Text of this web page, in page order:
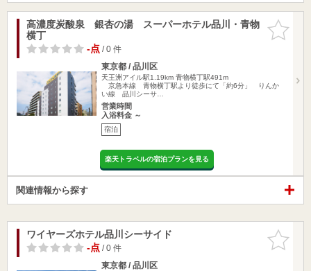
お気に入
りに追加
高濃度炭酸泉 銀杏の湯 スーパーホテル品川・青物
横丁
-点/ 0 件
東京都 / 品川区
天王洲アイル駅1.19km 青物横丁駅491m
京急本線 青物横丁駅より徒歩にて「約6分」 りんか
い線 品川シーサ…
営業時間
入浴料金 ～
宿泊
楽天トラベルの宿泊プランを見る
関連情報から探す
お気に入
りに追加
ワイヤーズホテル品川シーサイド
-点/ 0 件
東京都 / 品川区